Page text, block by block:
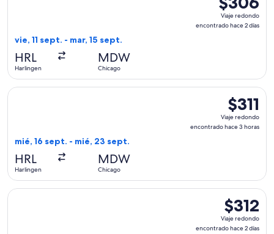
Viaje
redondo,
Viaje redondo
encontrado hace 2 días
vie, 11 sept. - mar, 15 sept.
HRL
Harlingen
MDW
Chicago
$311
Viaje
redondo,
$311
Viaje redondo
encontrado hace 3 horas
mié, 16 sept. - mié, 23 sept.
HRL
Harlingen
MDW
Chicago
Seleccionar vuelo de Southwest Airlines, con salida el mié,
$312
Viaje
redondo,
$312
Viaje redondo
encontrado hace 2 días
Seleccionar vuelo de Southwest Airlines, con salida el vie,